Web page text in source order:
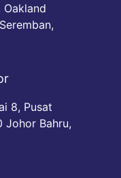
8, Pusat
Johor Bahru,